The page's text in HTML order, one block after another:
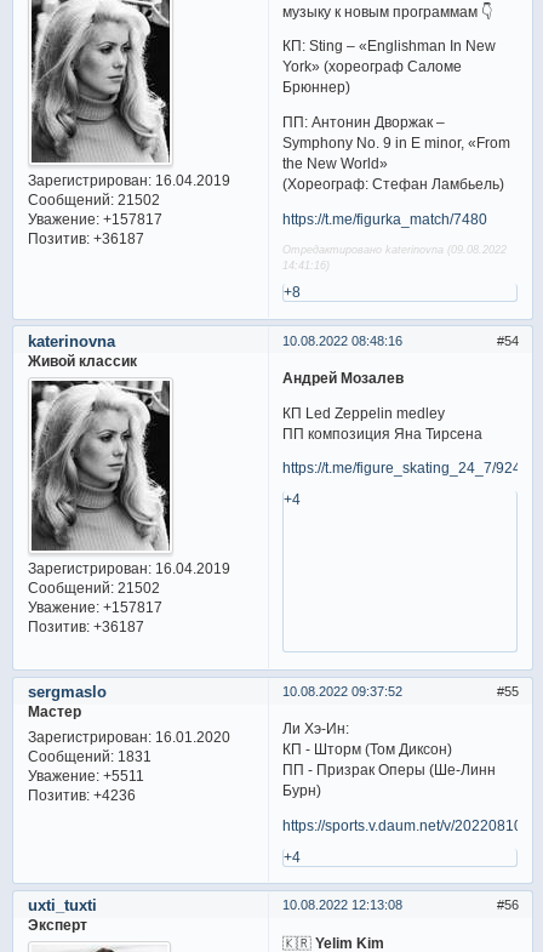
Зарегистрирован: 16.04.2019
Сообщений:21502
Уважение: +157817
Позитив: +36187
музыку к новым программам 👇
КП: Sting – «Englishman In New
York» (хореограф Саломе
Брюннер)
ПП: Антонин Дворжак –
Symphony No. 9 in E minor, «From
the New World»
(Хореограф: Стефан Ламбьель)
https://t.me/figurka_match/7480
Отредактировано katerinovna (09.08.2022
14:41:16)
+8
54
10.08.2022 08:48:16
katerinovna
Живой классик
Зарегистрирован: 16.04.2019
Сообщений:21502
Уважение: +157817
Позитив: +36187
Андрей Мозалев
КП Led Zeppelin medley
ПП композиция Яна Тирсена
https://t.me/figure_skating_24_7/9240
+4
55
10.08.2022 09:37:52
sergmaslo
Мастер
Зарегистрирован: 16.01.2020
Сообщений:1831
Уважение: +5511
Позитив: +4236
Ли Хэ-Ин:
КП - Шторм (Том Диксон)
ПП - Призрак Оперы (Ше-Линн
Бурн)
https://sports.v.daum.net/v/
+4
56
10.08.2022 12:13:08
uxti_tuxti
Эксперт
🇰🇷 Yelim Kim